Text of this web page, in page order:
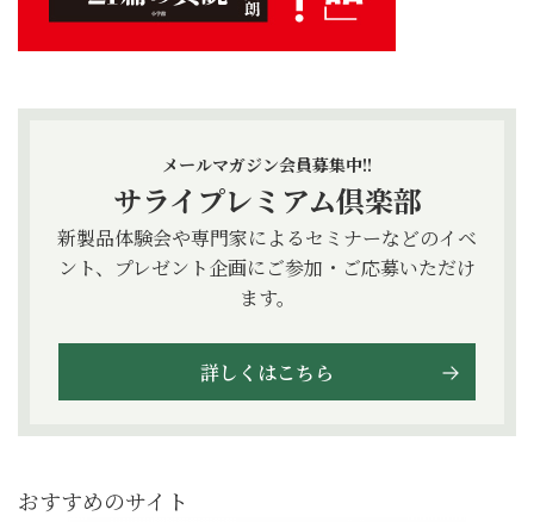
メールマガジン会員募集中!!
サライプレミアム倶楽部
新製品体験会や専門家によるセミナーなどのイベ
ント、プレゼント企画にご参加・ご応募いただけ
ます。
詳しくはこちら
おすすめのサイト